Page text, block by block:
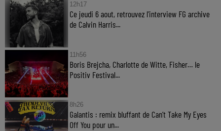
12h17
Ce jeudi 6 aout, retrouvez l'interview FG archive
de Calvin Harris...
11h56
Boris Brejcha, Charlotte de Witte, Fisher… le
Positiv Festival...
8h26
Galantis : remix bluffant de Can’t Take My Eyes
Off You pour un...